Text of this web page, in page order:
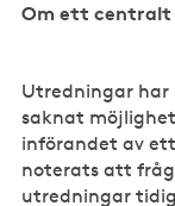
Om ett
Utredningar har
saknat
införandet av
noterats att
utredningar